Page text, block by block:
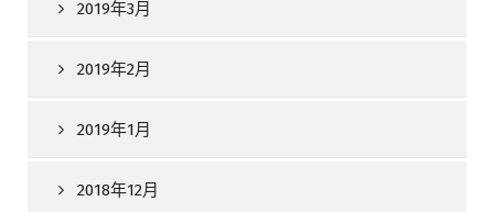
2019年3月
2019年2月
2019年1月
2018年12月